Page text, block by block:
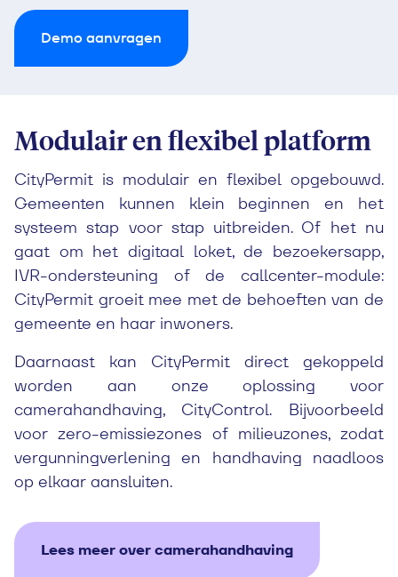
Demo aanvragen
Modulair en flexibel platform
CityPermit is modulair en flexibel opgebouwd.
Gemeenten kunnen klein beginnen en het
systeem stap voor stap uitbreiden. Of het nu
gaat om het digitaal loket, de bezoekersapp,
IVR-ondersteuning of de callcenter-module:
CityPermit groeit mee met de behoeften van de
gemeente en haar inwoners.
Daarnaast kan CityPermit direct gekoppeld
worden aan onze oplossing voor
camerahandhaving, CityControl. Bijvoorbeeld
voor zero-emissiezones of milieuzones, zodat
vergunningverlening en handhaving naadloos
op elkaar aansluiten.
Lees meer over camerahandhaving